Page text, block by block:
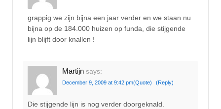
grappig we zijn bijna een jaar verder en we staan nu
bijna op de 184.000 huizen op funda, die stijgende
lijn blijft door knallen !
Martijn says:
December 9, 2009 at 9:42 pm(Quote) (Reply)
Die stijgende lijn is nog verder doorgeknald.